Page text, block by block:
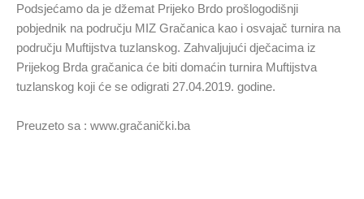
Podsjećamo da je džemat Prijeko Brdo prošlogodišnji
pobjednik na području MIZ Gračanica kao i osvajač turnira na
području Muftijstva tuzlanskog. Zahvaljujući dječacima iz
Prijekog Brda gračanica će biti domaćin turnira Muftijstva
tuzlanskog koji će se odigrati 27.04.2019. godine.
Preuzeto sa : www.gračanički.ba